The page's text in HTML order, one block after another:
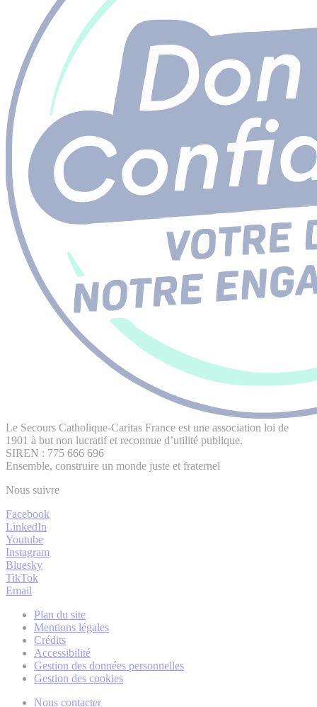
Le Secours Catholique-Caritas France est une association loi de
1901 à but non lucratif et reconnue d’utilité publique.
SIREN : 775 666 696
Ensemble, construire un monde juste et fraternel
Nous suivre
Facebook
LinkedIn
Youtube
Instagram
Bluesky
TikTok
Email
Plan du site
Mentions légales
Crédits
Accessibilité
Gestion des données personnelles
Gestion des cookies
Nous contacter